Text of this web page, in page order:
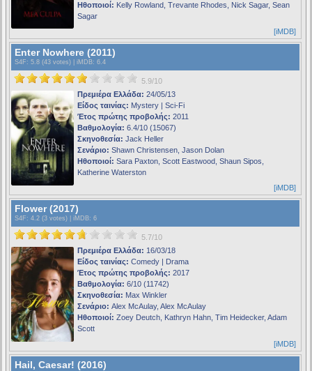
Ηθοποιοί: Kelly Rowland, Trevante Rhodes, Nick Sagar, Sean
Sagar
[iMDB]
Enter Nowhere (2011)
S4F : 5.8 (43 votes) | iMDB: 6.4
5.9/10
Πρεμιέρα Ελλάδα: 24/05/13
Είδος ταινίας: Mystery | Sci-Fi
Έτος πρώτης προβολής: 2011
Βαθμολογία: 6.4/10 (15067)
Σκηνοθεσία: Jack Heller
Σενάριο: Shawn Christensen, Jason Dolan
Ηθοποιοί: Sara Paxton, Scott Eastwood, Shaun Sipos,
Katherine Waterston
[iMDB]
Flower (2017)
S4F : 4.2 (3 votes) | iMDB: 6
5.7/10
Πρεμιέρα Ελλάδα: 16/03/18
Είδος ταινίας: Comedy | Drama
Έτος πρώτης προβολής: 2017
Βαθμολογία: 6/10 (11742)
Σκηνοθεσία: Max Winkler
Σενάριο: Alex McAulay, Alex McAulay
Ηθοποιοί: Zoey Deutch, Kathryn Hahn, Tim Heidecker, Adam
Scott
[iMDB]
Hail, Caesar! (2016)